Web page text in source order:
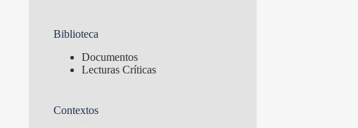
Biblioteca
Documentos
Lecturas Críticas
Contextos